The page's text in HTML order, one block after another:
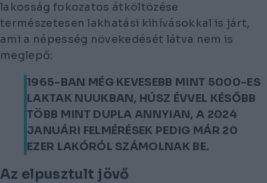
lakosság fokozatos átköltözése
természetesen lakhatási kihívásokkal is járt,
ami a népesség növekedését látva nem is
meglepő:
1965-BAN MÉG KEVESEBB MINT 5000-ES
LAKTAK NUUKBAN, HÚSZ ÉVVEL KÉSŐBB
TÖBB MINT DUPLA ANNYIAN, A 2024
JANUÁRI FELMÉRÉSEK PEDIG MÁR 20
EZER LAKÓRÓL SZÁMOLNAK BE.
Az elpusztult jövő